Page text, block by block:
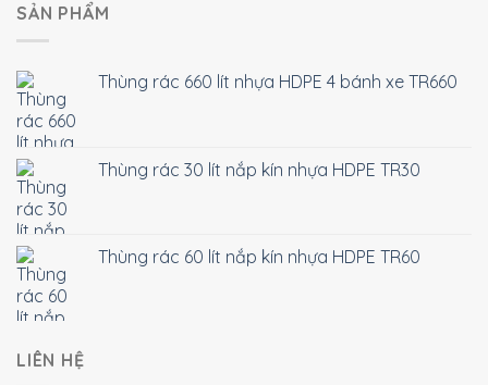
SẢN PHẨM
Thùng rác 660 lít nhựa HDPE 4 bánh xe TR660
Thùng rác 30 lít nắp kín nhựa HDPE TR30
Thùng rác 60 lít nắp kín nhựa HDPE TR60
LIÊN HỆ